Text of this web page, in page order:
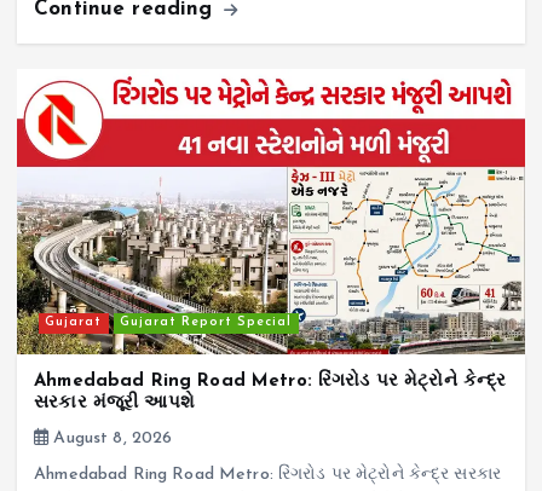
Continue reading
Gujarat Gujarat Report Special
Ahmedabad Ring Road Metro: રિંગરોડ પર મેટ્રોને કેન્દ્ર
સરકાર મંજૂરી આપશે
August 8, 2026
Ahmedabad Ring Road Metro: રિંગરોડ પર મેટ્રોને કેન્દ્ર સરકાર